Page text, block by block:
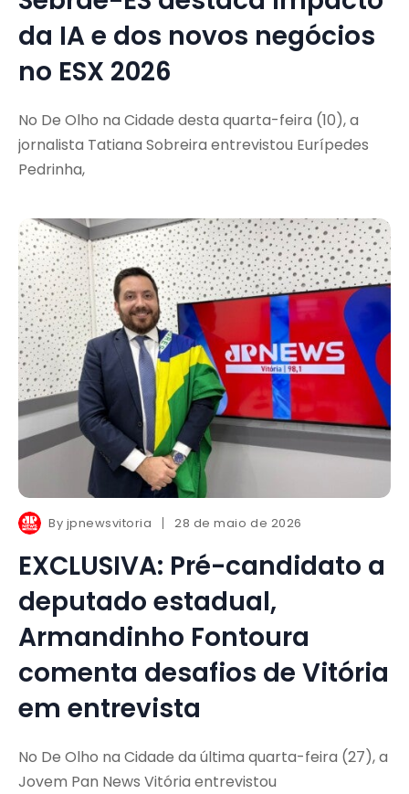
da IA e dos novos negócios
no ESX 2026
No De Olho na Cidade desta quarta-feira (10), a
jornalista Tatiana Sobreira entrevistou Eurípedes
Pedrinha,
By jpnewsvitoria 28 de maio de 2026
EXCLUSIVA: Pré-candidato a
deputado estadual,
Armandinho Fontoura
comenta desafios de Vitória
em entrevista
No De Olho na Cidade da última quarta-feira (27), a
Jovem Pan News Vitória entrevistou